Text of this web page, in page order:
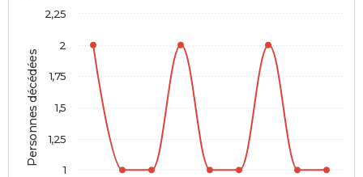
Personnes décédées
1
1,25
1,5
1,75
2
2,25